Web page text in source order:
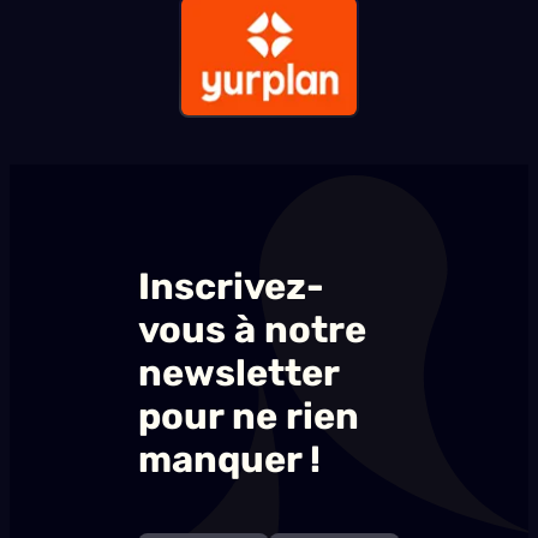
Inscrivez-
vous à notre
newsletter
pour ne rien
manquer !